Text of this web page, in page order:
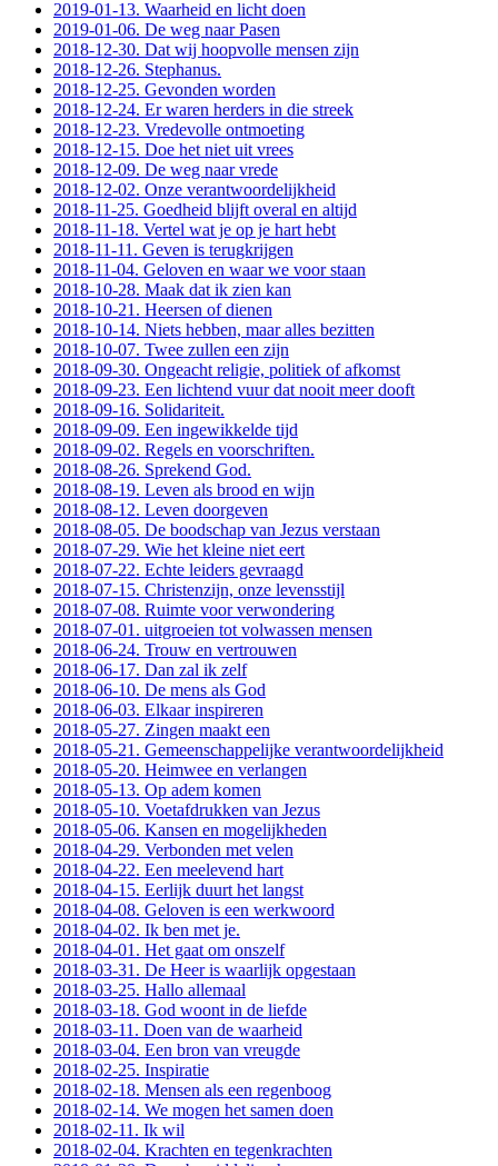
2019-01-13. Waarheid en licht doen
2019-01-06. De weg naar Pasen
2018-12-30. Dat wij hoopvolle mensen zijn
2018-12-26. Stephanus.
2018-12-25. Gevonden worden
2018-12-24. Er waren herders in die streek
2018-12-23. Vredevolle ontmoeting
2018-12-15. Doe het niet uit vrees
2018-12-09. De weg naar vrede
2018-12-02. Onze verantwoordelijkheid
2018-11-25. Goedheid blijft overal en altijd
2018-11-18. Vertel wat je op je hart hebt
2018-11-11. Geven is terugkrijgen
2018-11-04. Geloven en waar we voor staan
2018-10-28. Maak dat ik zien kan
2018-10-21. Heersen of dienen
2018-10-14. Niets hebben, maar alles bezitten
2018-10-07. Twee zullen een zijn
2018-09-30. Ongeacht religie, politiek of afkomst
2018-09-23. Een lichtend vuur dat nooit meer dooft
2018-09-16. Solidariteit.
2018-09-09. Een ingewikkelde tijd
2018-09-02. Regels en voorschriften.
2018-08-26. Sprekend God.
2018-08-19. Leven als brood en wijn
2018-08-12. Leven doorgeven
2018-08-05. De boodschap van Jezus verstaan
2018-07-29. Wie het kleine niet eert
2018-07-22. Echte leiders gevraagd
2018-07-15. Christenzijn, onze levensstijl
2018-07-08. Ruimte voor verwondering
2018-07-01. uitgroeien tot volwassen mensen
2018-06-24. Trouw en vertrouwen
2018-06-17. Dan zal ik zelf
2018-06-10. De mens als God
2018-06-03. Elkaar inspireren
2018-05-27. Zingen maakt een
2018-05-21. Gemeenschappelijke verantwoordelijkheid
2018-05-20. Heimwee en verlangen
2018-05-13. Op adem komen
2018-05-10. Voetafdrukken van Jezus
2018-05-06. Kansen en mogelijkheden
2018-04-29. Verbonden met velen
2018-04-22. Een meelevend hart
2018-04-15. Eerlijk duurt het langst
2018-04-08. Geloven is een werkwoord
2018-04-02. Ik ben met je.
2018-04-01. Het gaat om onszelf
2018-03-31. De Heer is waarlijk opgestaan
2018-03-25. Hallo allemaal
2018-03-18. God woont in de liefde
2018-03-11. Doen van de waarheid
2018-03-04. Een bron van vreugde
2018-02-25. Inspiratie
2018-02-18. Mensen als een regenboog
2018-02-14. We mogen het samen doen
2018-02-11. Ik wil
2018-02-04. Krachten en tegenkrachten